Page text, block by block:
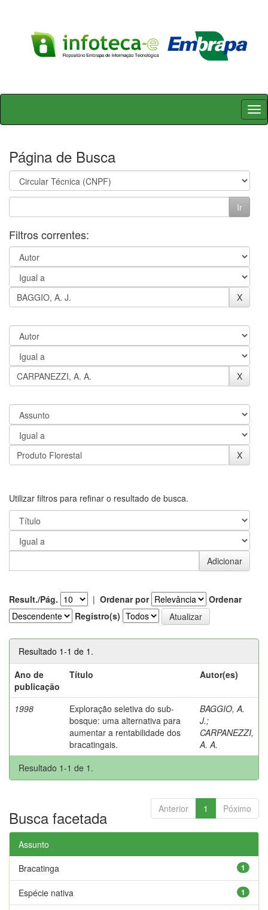
Skip
Página de Busca
Filtros correntes:
Utilizar filtros para refinar o resultado de busca.
Result./Pág. | Ordenar por
Ordenar
Registro(s)
Resultado 1-1 de 1.
Ano de
publicação
Título Autor(es)
1998
Exploração seletiva do sub-
bosque: uma alternativa para
aumentar a rentabilidade dos
bracatingais.
BAGGIO, A.
J.;
CARPANEZZI,
A. A.
Resultado 1-1 de 1.
Anterior 1 Póximo
Busca facetada
Assunto
1
Bracatinga
1
Espécie nativa